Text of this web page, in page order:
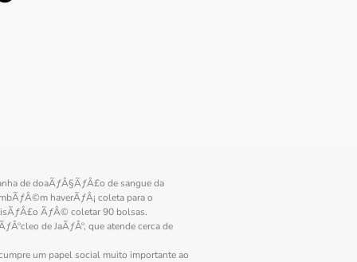
de doaÃƒÂ§ÃƒÂ£o de sangue da
haverÃƒÂ¡ coleta para o
ÃƒÂ© coletar 90 bolsas.
de JaÃƒÂº, que atende cerca de
um papel social muito importante ao